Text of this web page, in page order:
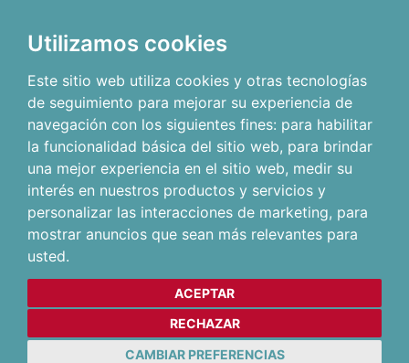
Utilizamos cookies
Este sitio web utiliza cookies y otras tecnologías
de seguimiento para mejorar su experiencia de
navegación con los siguientes fines: para habilitar
la funcionalidad básica del sitio web, para brindar
una mejor experiencia en el sitio web, medir su
interés en nuestros productos y servicios y
personalizar las interacciones de marketing, para
mostrar anuncios que sean más relevantes para
usted.
ACEPTAR
RECHAZAR
CAMBIAR PREFERENCIAS